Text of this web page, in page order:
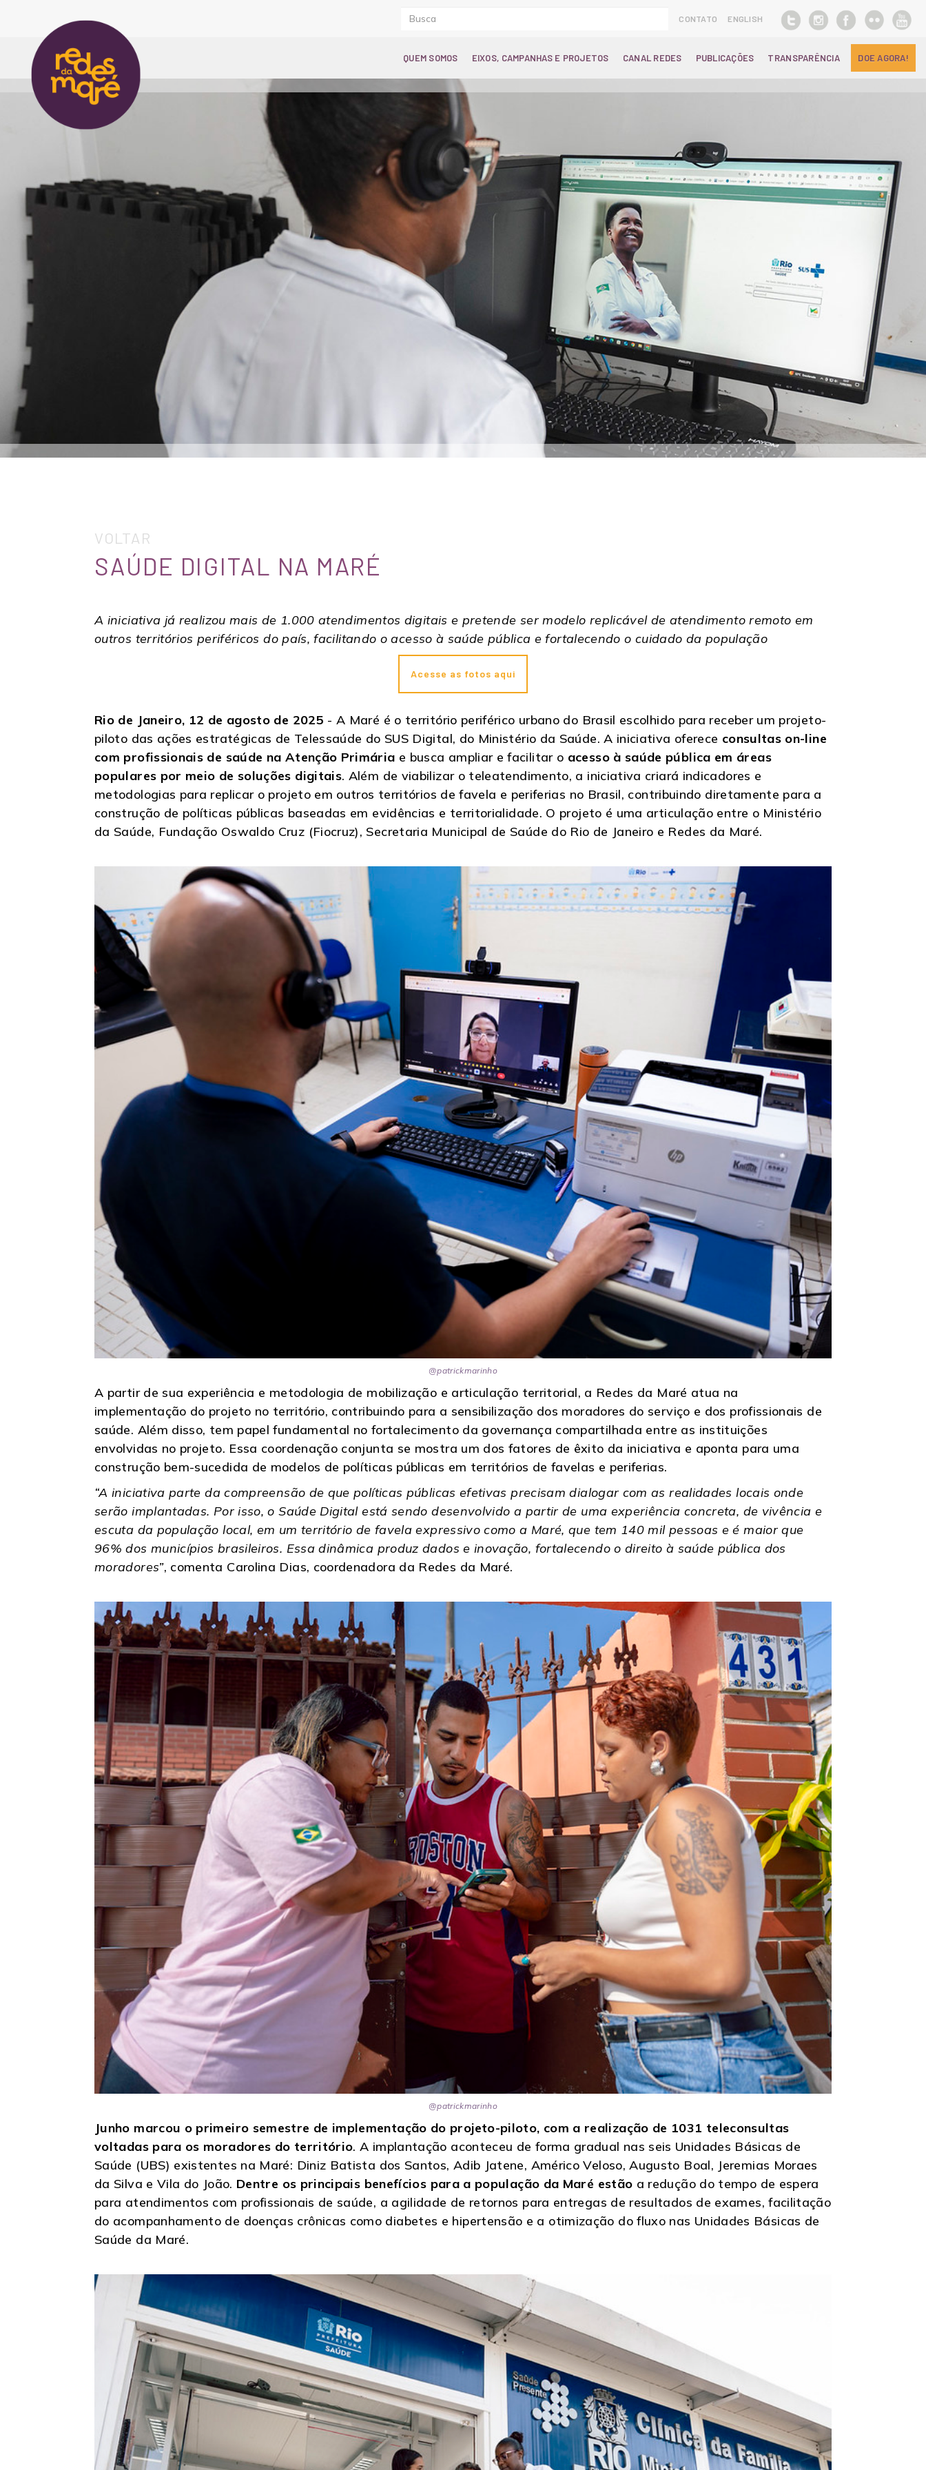
CONTATO ENGLISH
QUEM SOMOS EIXOS, CAMPANHAS E PROJETOS CANAL REDES PUBLICAÇÕES TRANSPARÊNCIA DOE AGORA!
VOLTAR
SAÚDE DIGITAL NA MARÉ
A iniciativa já realizou mais de 1.000 atendimentos digitais e pretende ser modelo replicável de atendimento remoto em
outros territórios periféricos do país, facilitando o acesso à saúde pública e fortalecendo o cuidado da população
Acesse as fotos aqui
Rio de Janeiro, 12 de agosto de 2025 - A Maré é o território periférico urbano do Brasil escolhido para receber um projeto-
piloto das ações estratégicas de Telessaúde do SUS Digital, do Ministério da Saúde. A iniciativa oferece consultas on-line
com profissionais de saúde na Atenção Primária e busca ampliar e facilitar o acesso à saúde pública em áreas
populares por meio de soluções digitais. Além de viabilizar o teleatendimento, a iniciativa criará indicadores e
metodologias para replicar o projeto em outros territórios de favela e periferias no Brasil, contribuindo diretamente para a
construção de políticas públicas baseadas em evidências e territorialidade. O projeto é uma articulação entre o Ministério
da Saúde, Fundação Oswaldo Cruz (Fiocruz), Secretaria Municipal de Saúde do Rio de Janeiro e Redes da Maré.
@patrickmarinho
A partir de sua experiência e metodologia de mobilização e articulação territorial, a Redes da Maré atua na
implementação do projeto no território, contribuindo para a sensibilização dos moradores do serviço e dos profissionais de
saúde. Além disso, tem papel fundamental no fortalecimento da governança compartilhada entre as instituições
envolvidas no projeto. Essa coordenação conjunta se mostra um dos fatores de êxito da iniciativa e aponta para uma
construção bem-sucedida de modelos de políticas públicas em territórios de favelas e periferias.
“A iniciativa parte da compreensão de que políticas públicas efetivas precisam dialogar com as realidades locais onde
serão implantadas. Por isso, o Saúde Digital está sendo desenvolvido a partir de uma experiência concreta, de vivência e
escuta da população local, em um território de favela expressivo como a Maré, que tem 140 mil pessoas e é maior que
96% dos municípios brasileiros. Essa dinâmica produz dados e inovação, fortalecendo o direito à saúde pública dos
moradores”, comenta Carolina Dias, coordenadora da Redes da Maré.
@patrickmarinho
Junho marcou o primeiro semestre de implementação do projeto-piloto, com a realização de 1031 teleconsultas
voltadas para os moradores do território. A implantação aconteceu de forma gradual nas seis Unidades Básicas de
Saúde (UBS) existentes na Maré: Diniz Batista dos Santos, Adib Jatene, Américo Veloso, Augusto Boal, Jeremias Moraes
da Silva e Vila do João. Dentre os principais benefícios para a população da Maré estão a redução do tempo de espera
para atendimentos com profissionais de saúde, a agilidade de retornos para entregas de resultados de exames, facilitação
do acompanhamento de doenças crônicas como diabetes e hipertensão e a otimização do fluxo nas Unidades Básicas de
Saúde da Maré.